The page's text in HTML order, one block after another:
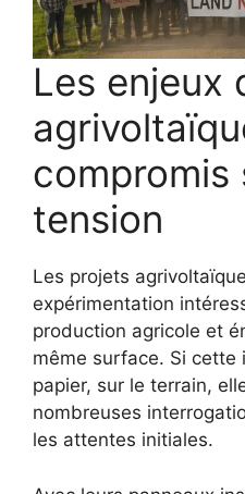
Les enjeux
compromis
tension
Les projets
expérimentation
production agricole et
même surface. Si cette
papier, sur le terrain,
nombreuses
les attentes initiales.